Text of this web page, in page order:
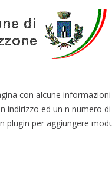
con alcune
indirizzo ed un n numero
plugin per aggiungere